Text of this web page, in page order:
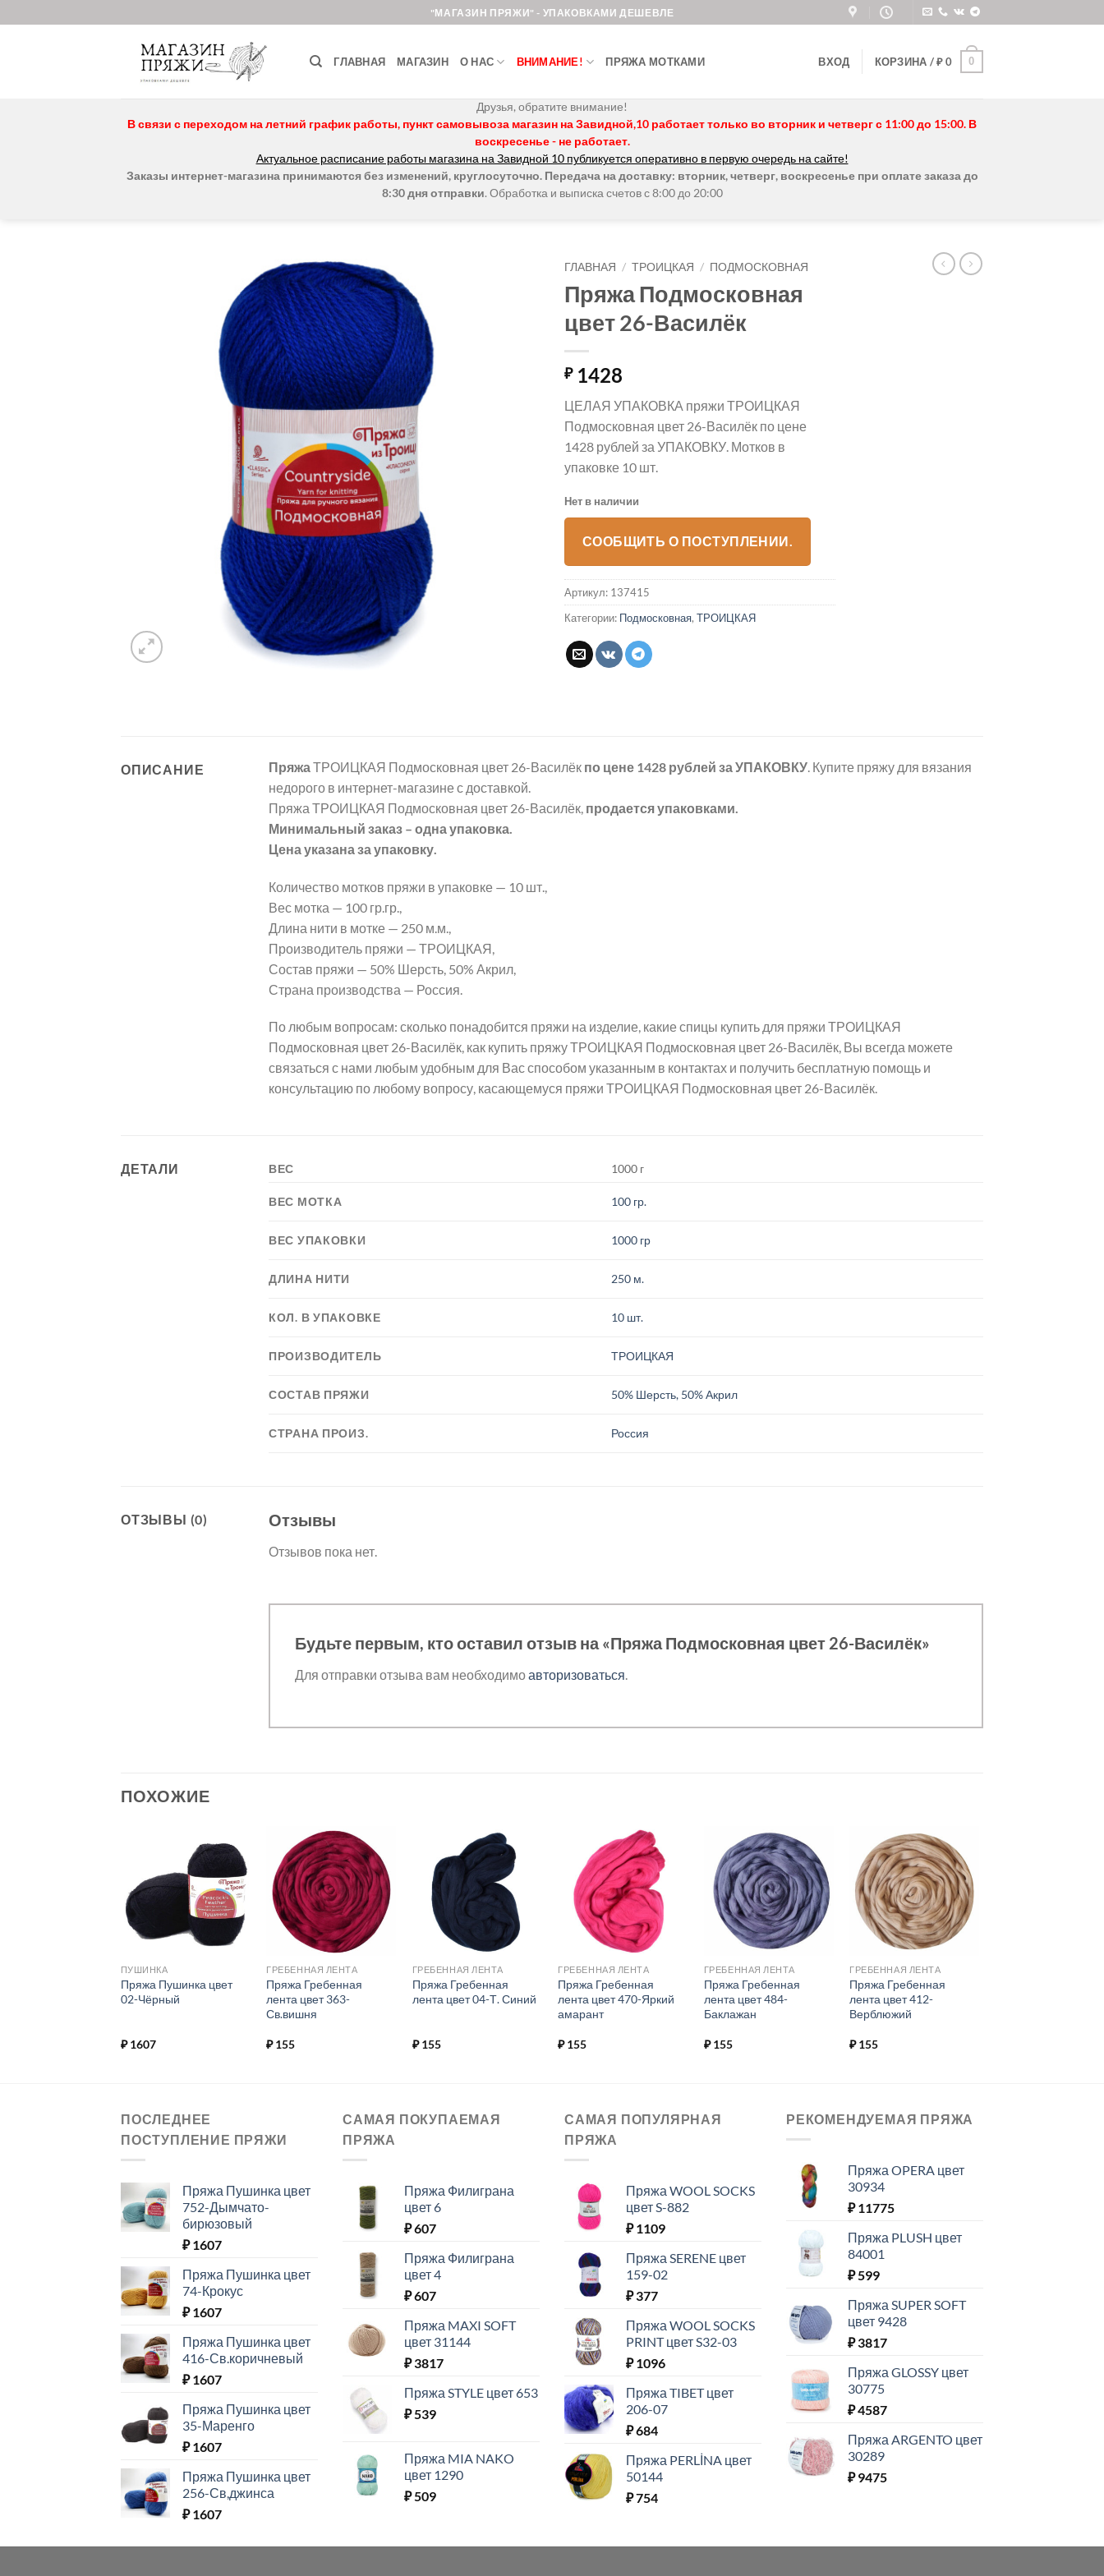
to
"МАГАЗИН ПРЯЖИ" - УПАКОВКАМИ ДЕШЕВЛЕ
ГЛАВНАЯ МАГАЗИН О НАС ВНИМАНИЕ! ПРЯЖА МОТКАМИ ВХОД КОРЗИНА /₽0 0
Друзья, обратите внимание!
В связи с переходом на летний график работы, пункт самовывоза магазин на Завидной,10 работает только во вторник и четверг с 11:00 до 15:00. В
воскресенье - не работает.
Актуальное расписание работы магазина на Завидной 10 публикуется оперативно в первую очередь на сайте!
Заказы интернет-магазина принимаются без изменений, круглосуточно. Передача на доставку: вторник, четверг, воскресенье при оплате заказа до
8:30 дня отправки. Обработка и выписка счетов с 8:00 до 20:00
ГЛАВНАЯ / ТРОИЦКАЯ / ПОДМОСКОВНАЯ
Пряжа Подмосковная
цвет 26-Василёк
₽1428
ЦЕЛАЯ УПАКОВКА пряжи ТРОИЦКАЯ
Подмосковная цвет 26-Василёк по цене
1428 рублей за УПАКОВКУ. Мотков в
упаковке 10 шт.
Нет в наличии
СООБЩИТЬ О ПОСТУПЛЕНИИ.
Артикул: 137415
Категории: Подмосковная, ТРОИЦКАЯ
ОПИСАНИЕ ПряжаТРОИЦКАЯ Подмосковная цвет 26-Василёк по цене 1428 рублей за УПАКОВКУ. Купите пряжу для вязания
недорого в интернет-магазине с доставкой.
Пряжа ТРОИЦКАЯ Подмосковная цвет 26-Василёк, продается упаковками.
Минимальный заказ – одна упаковка.
Цена указана за упаковку.
Количество мотков пряжи в упаковке — 10 шт.,
Вес мотка — 100 гр.гр.,
Длина нити в мотке — 250 м.м.,
Производитель пряжи — ТРОИЦКАЯ,
Состав пряжи — 50% Шерсть, 50% Акрил,
Страна производства — Россия.
По любым вопросам: сколько понадобится пряжи на изделие, какие спицы купить для пряжи ТРОИЦКАЯ
Подмосковная цвет 26-Василёк, как купить пряжу ТРОИЦКАЯ Подмосковная цвет 26-Василёк, Вы всегда можете
связаться с нами любым удобным для Вас способом указанным в контактах и получить бесплатную помощь и
консультацию по любому вопросу, касающемуся пряжи ТРОИЦКАЯ Подмосковная цвет 26-Василёк.
ДЕТАЛИ ВЕС 1000 г
ВЕС МОТКА 100 гр.
ВЕС УПАКОВКИ 1000 гр
ДЛИНА НИТИ 250 м.
КОЛ. В УПАКОВКЕ 10 шт.
ПРОИЗВОДИТЕЛЬ ТРОИЦКАЯ
СОСТАВ ПРЯЖИ 50% Шерсть, 50% Акрил
СТРАНА ПРОИЗ. Россия
ОТЗЫВЫ (0) Отзывы
Отзывов пока нет.
Будьте первым, кто оставил отзыв на «Пряжа Подмосковная цвет 26-Василёк»
Для отправки отзыва вам необходимоавторизоваться.
ПОХОЖИЕ
Добавить в
избранное.
ПУШИНКА
Пряжа Пушинка цвет
02-Чёрный
₽1607
Добавить в
избранное.
ГРЕБЕННАЯ ЛЕНТА
Пряжа Гребенная
лента цвет 363-
Св.вишня
₽155
Добавить в
избранное.
ГРЕБЕННАЯ ЛЕНТА
Пряжа Гребенная
лента цвет 04-Т. Синий
₽155
Добавить в
избранное.
ГРЕБЕННАЯ ЛЕНТА
Пряжа Гребенная
лента цвет 470-Яркий
амарант
₽155
Добавить в
избранное.
ГРЕБЕННАЯ ЛЕНТА
Пряжа Гребенная
лента цвет 484-
Баклажан
₽155
Добавить в
избранное.
ГРЕБЕННАЯ ЛЕНТА
Пряжа Гребенная
лента цвет 412-
Верблюжий
₽155
ПОСЛЕДНЕЕ
ПОСТУПЛЕНИЕ ПРЯЖИ
Пряжа Пушинка цвет
752-Дымчато-
бирюзовый
₽1607
Пряжа Пушинка цвет
74-Крокус
₽1607
Пряжа Пушинка цвет
416-Св.коричневый
₽1607
Пряжа Пушинка цвет
35-Маренго
₽1607
Пряжа Пушинка цвет
256-Св,джинса
₽1607
САМАЯ ПОКУПАЕМАЯ
ПРЯЖА
Пряжа Филиграна
цвет 6
₽607
Пряжа Филиграна
цвет 4
₽607
Пряжа MAXI SOFT
цвет 31144
₽3817
Пряжа STYLE цвет 653
₽539
Пряжа MIA NAKO
цвет 1290
₽509
САМАЯ ПОПУЛЯРНАЯ
ПРЯЖА
Пряжа WOOL SOCKS
цвет S-882
₽1109
Пряжа SERENE цвет
159-02
₽377
Пряжа WOOL SOCKS
PRINT цвет S32-03
₽1096
Пряжа TIBET цвет
206-07
₽684
Пряжа PERLİNA цвет
50144
₽754
РЕКОМЕНДУЕМАЯ ПРЯЖА
Пряжа OPERA цвет
30934
₽11775
Пряжа PLUSH цвет
84001
₽599
Пряжа SUPER SOFT
цвет 9428
₽3817
Пряжа GLOSSY цвет
30775
₽4587
Пряжа ARGENTO цвет
30289
₽9475